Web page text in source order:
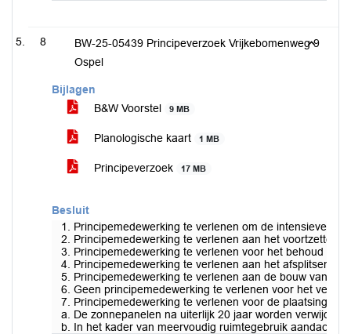
8
BW-25-05439 Principeverzoek Vrijkebomenweg 9
Ospel
Bijlagen
B&W Voorstel
9 MB
Planologische kaart 1 MB
Principeverzoek 17 MB
Besluit
1. Principemedewerking te verlenen om de intensieve
2. Principemedewerking te verlenen aan het voortzetten
3. Principemedewerking te verlenen voor het behoud
4. Principemedewerking te verlenen aan het afsplitsen
5. Principemedewerking te verlenen aan de bouw van
6. Geen principemedewerking te verlenen voor het
7. Principemedewerking te verlenen voor de plaatsing
a. De zonnepanelen na uiterlijk 20 jaar worden
b. In het kader van meervoudig ruimtegebruik aandacht